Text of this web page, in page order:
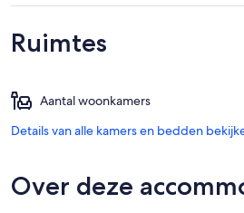
Ruimtes
Aantal woonkamers
Details van alle kamers en bedden
Over deze